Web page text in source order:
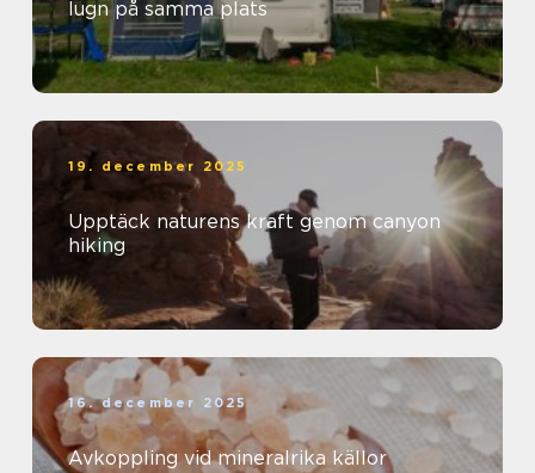
lugn på samma plats
19. december 2025
Upptäck naturens kraft genom canyon
hiking
16. december 2025
Avkoppling vid mineralrika källor